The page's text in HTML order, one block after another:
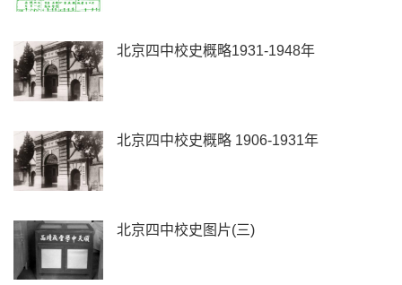
北京四中校史概略1931-1948年
北京四中校史概略 1906-1931年
北京四中校史图片(三)